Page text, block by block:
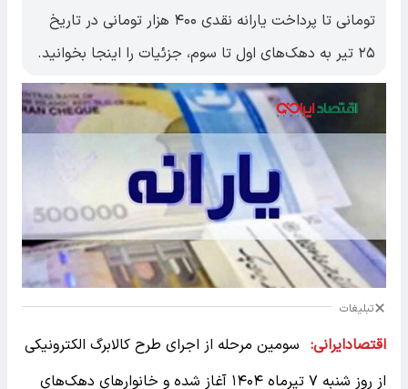
تومانی تا پرداخت یارانه نقدی ۴۰۰ هزار تومانی در تاریخ
۲۵ تیر به دهک‌های اول تا سوم، جزئیات را اینجا بخوانید.
تبلیغات
اقتصادایرانی: سومین مرحله از اجرای طرح کالابرگ الکترونیکی
از روز شنبه ۷ تیرماه ۱۴۰۴ آغاز شده و خانوارهای دهک‌های